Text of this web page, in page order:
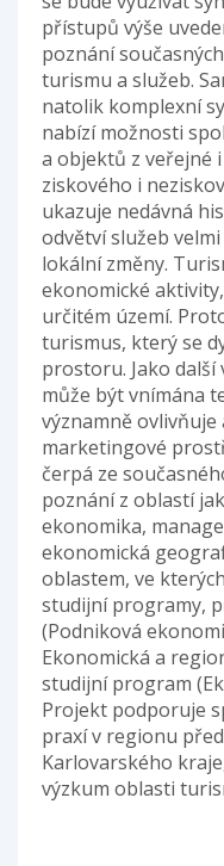
přístupů výše
poznání
turismu a služeb.
natolik komplexní
nabízí možnosti
a objektů z veřejné
ziskového i
ukazuje nedávná
odvětví služeb
lokální změny.
ekonomické
určitém území.
turismus, který se
prostoru. Jako
může být vnímána
významně
marketingové
čerpá ze
poznání z oblastí
ekonomika,
ekonomická
oblastem, ve
studijní programy,
(Podniková
Ekonomická a
studijní program
Projekt podporuje
praxí v regionu
Karlovarského
výzkum oblasti